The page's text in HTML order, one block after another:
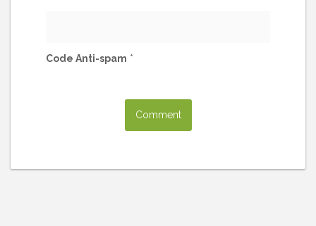
Code Anti-spam *